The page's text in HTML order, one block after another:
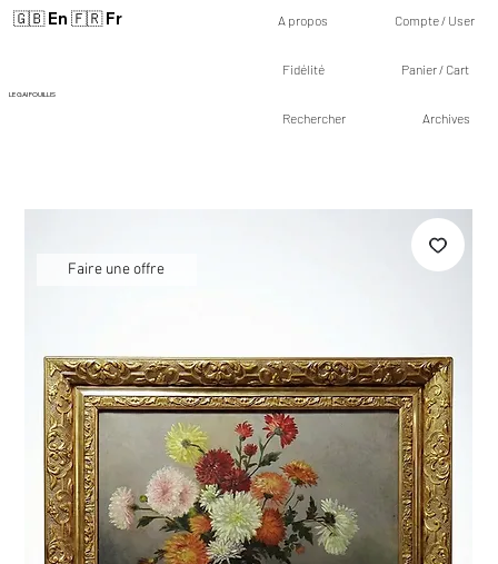
🇬🇧 En 🇫🇷 Fr
LE GAI FOUILLIS
A propos Compte / User
Fidélité Panier / Cart
Rechercher Archives
Faire une offre